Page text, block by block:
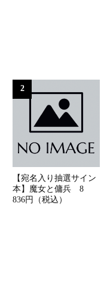
2
【宛名入り抽選サイン
本】魔女と傭兵 8
836円（税込）